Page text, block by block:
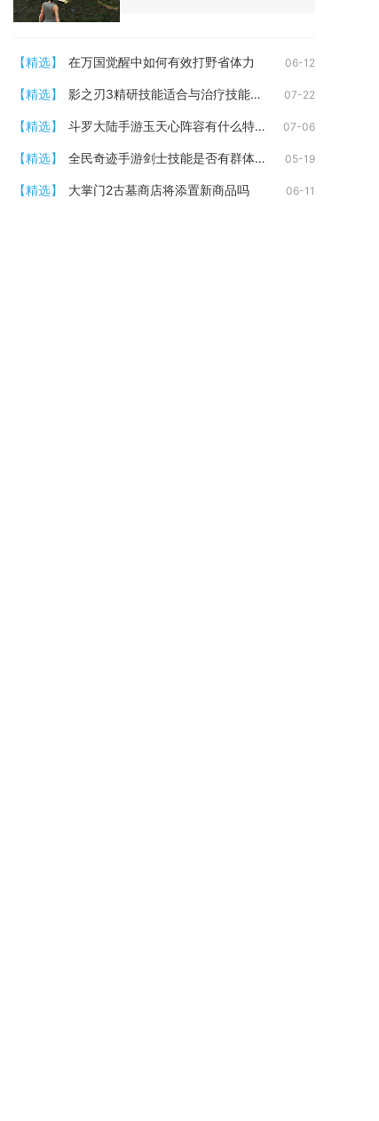
上限极高的核心玩法，凭借...
动、限时抽奖、任务活动、...
【精选】 在万国觉醒中如何有效打野省体力 06-12
【精选】 影之刃3精研技能适合与治疗技能搭配吗 07-22
【精选】 斗罗大陆手游玉天心阵容有什么特点 07-06
【精选】 全民奇迹手游剑士技能是否有群体攻击能力 05-19
【精选】 大掌门2古墓商店将添置新商品吗 06-11